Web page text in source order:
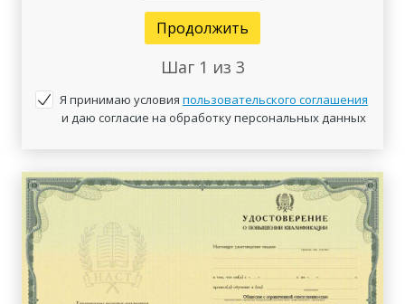
Продолжить
Шаг 1 из 3
Я принимаю условия пользовательского соглашения
и даю согласие на обработку персональных данных